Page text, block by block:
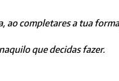
ao completares a tua
que decidas fazer.